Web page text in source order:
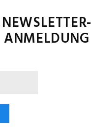
NEWSLETTER-
ANMELDUNG